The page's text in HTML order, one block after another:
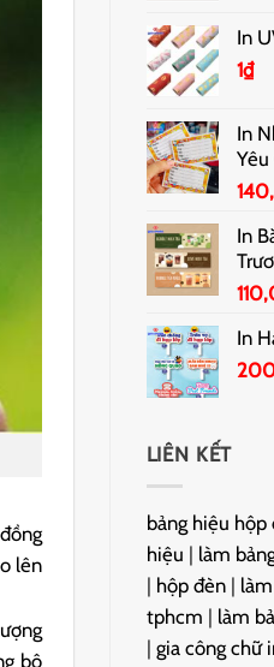
lên
bộ
In
1₫
In
Yêu
In
In
LIÊN KẾT
bảng hiệu hộp
hiệu | làm
| hộp đèn|
tphcm | làm
| gia công chữ